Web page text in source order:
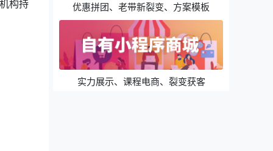
构持
优惠拼团、老带新裂变、方案模板
实力展示、课程电商、裂变获客